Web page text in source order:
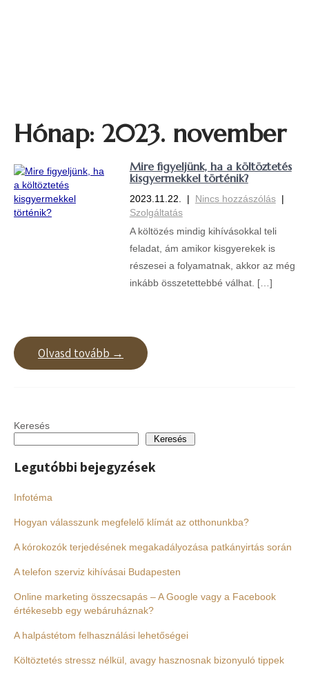
Hónap: 2023. november
Mire figyeljünk, ha a költöztetés
kisgyermekkel történik?
2023.11.22. | Nincs hozzászólás |
Szolgáltatás
A költözés mindig kihívásokkal teli
feladat, ám amikor kisgyerekek is
részesei a folyamatnak, akkor az még
inkább összetettebbé válhat. […]
Olvasd tovább →
Keresés
Keresés
Legutóbbi bejegyzések
Infotéma
Hogyan válasszunk megfelelő klímát az otthonunkba?
A kórokozók terjedésének megakadályozása patkányirtás során
A telefon szerviz kihívásai Budapesten
Online marketing összecsapás – A Google vagy a Facebook
értékesebb egy webáruháznak?
A halpástétom felhasználási lehetőségei
Költöztetés stressz nélkül, avagy hasznosnak bizonyuló tippek